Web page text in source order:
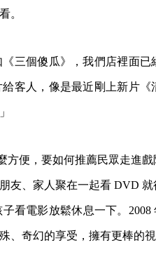
。
三個傻瓜》，我們店裡面
客人，像是最近剛上新片《
便，要如何推薦民眾走進
友、家人聚在一起看 DVD
看電影放鬆休息一下。2008
、奇幻的享受，擁有更棒的視